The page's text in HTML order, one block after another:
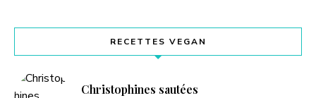
RECETTES VEGAN
Christophines sautées